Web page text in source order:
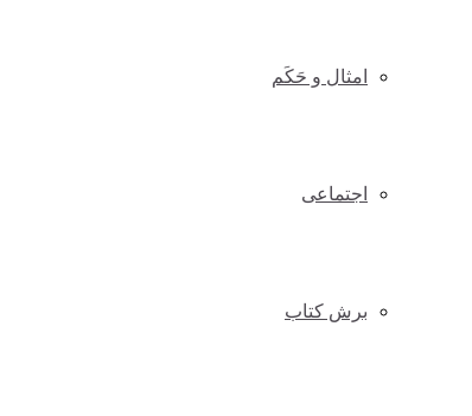
امثال و حَکَم
اجتماعی
برش کتاب